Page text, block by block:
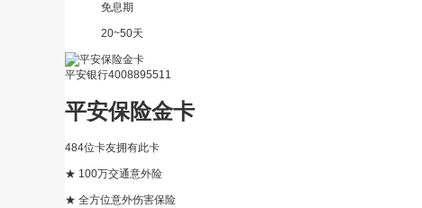
免息期
20~50天
平安银行4008895511
平安保险金卡
484位卡友拥有此卡
★ 100万交通意外险
★ 全方位意外伤害保险